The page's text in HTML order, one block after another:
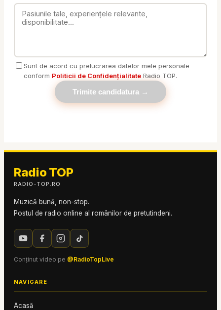
Sunt de acord cu prelucrarea datelor mele personale
conform Politicii de Confidențialitate Radio TOP.
Trimite candidatura →
Radio TOP
RADIO-TOP.RO
Muzică bună, non-stop.
Postul de radio online al românilor de pretutindeni.
Conținut video pe @RadioTopLive
NAVIGARE
Acasă